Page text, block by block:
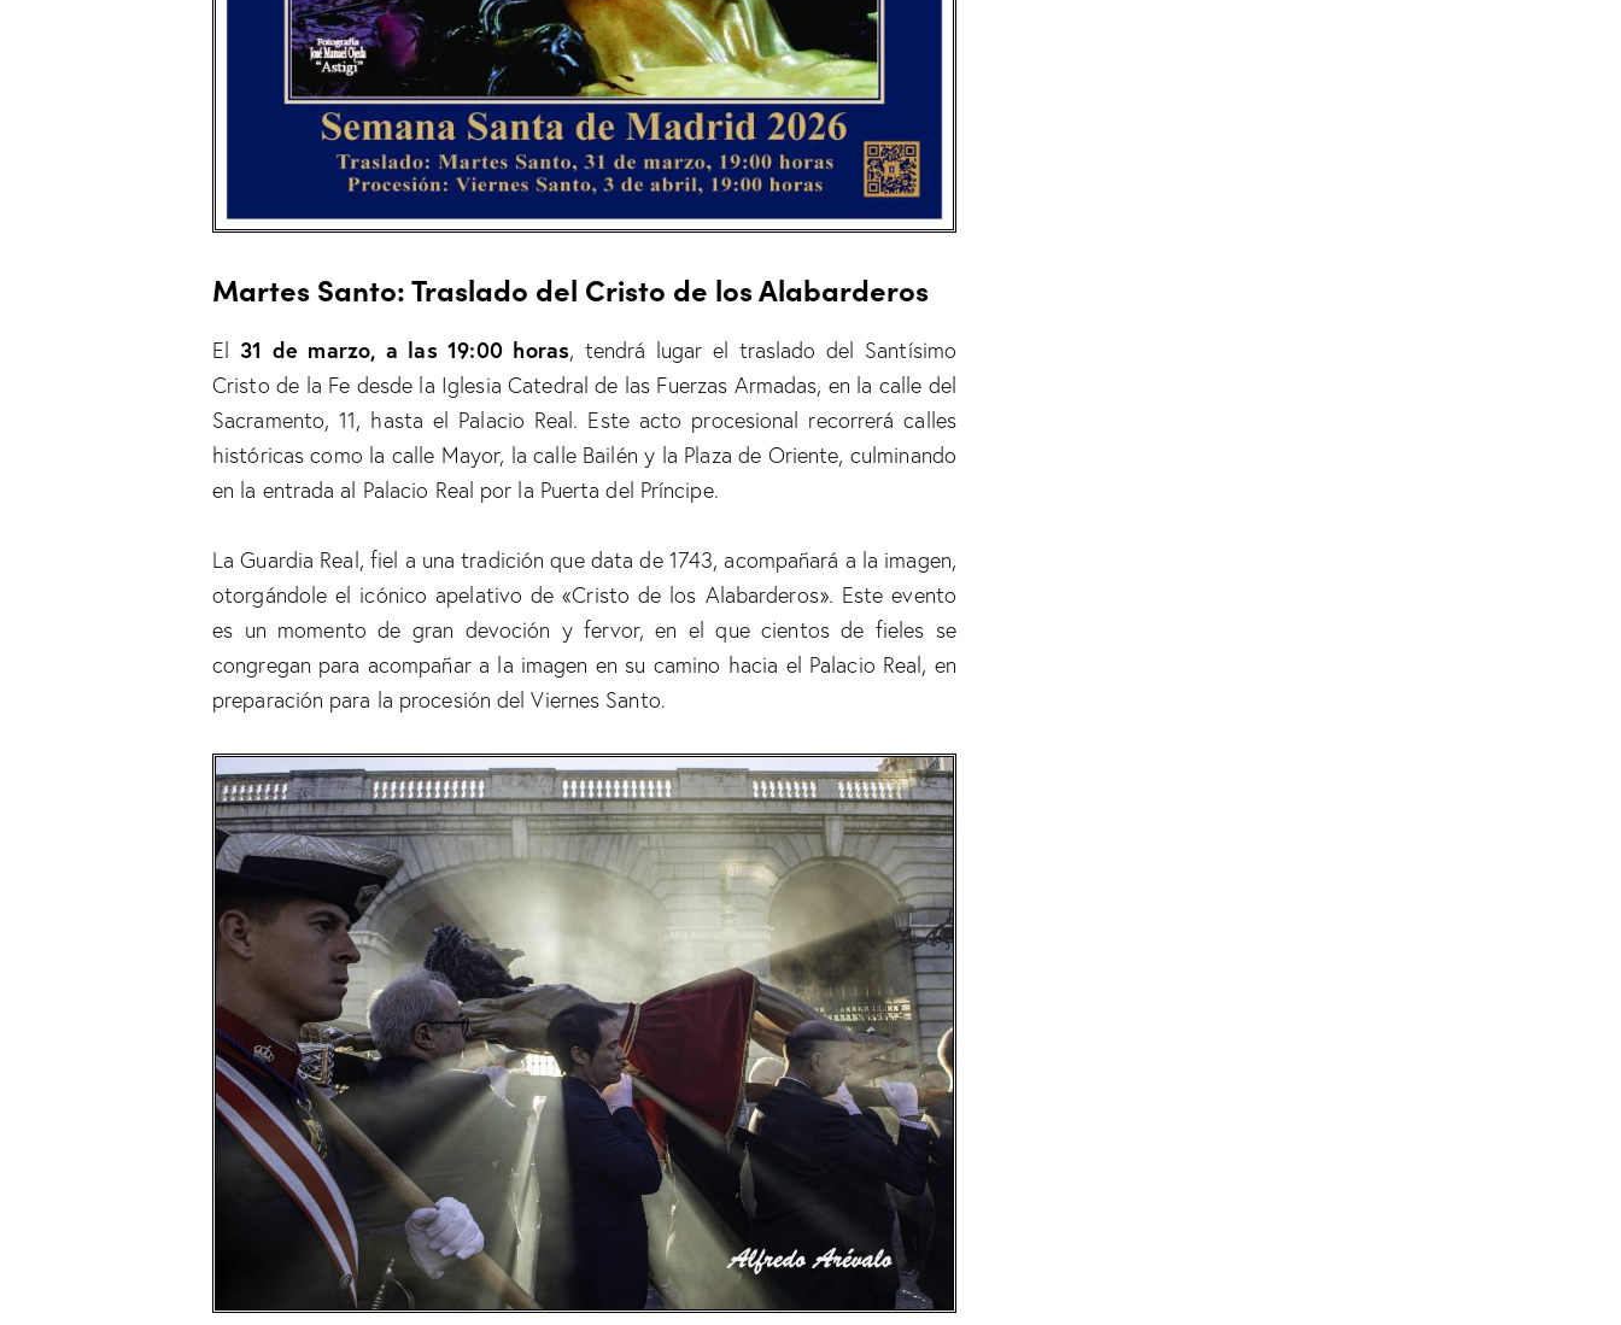
Martes Santo: Traslado del Cristo de los Alabarderos
El 31 de marzo, a las 19:00 horas, tendrá lugar el traslado del Santísimo
Cristo de la Fe desde la Iglesia Catedral de las Fuerzas Armadas, en la calle del
Sacramento, 11, hasta el Palacio Real. Este acto procesional recorrerá calles
históricas como la calle Mayor, la calle Bailén y la Plaza de Oriente, culminando
en la entrada al Palacio Real por la Puerta del Príncipe.
La Guardia Real, fiel a una tradición que data de 1743, acompañará a la imagen,
otorgándole el icónico apelativo de «Cristo de los Alabarderos». Este evento
es un momento de gran devoción y fervor, en el que cientos de fieles se
congregan para acompañar a la imagen en su camino hacia el Palacio Real, en
preparación para la procesión del Viernes Santo.